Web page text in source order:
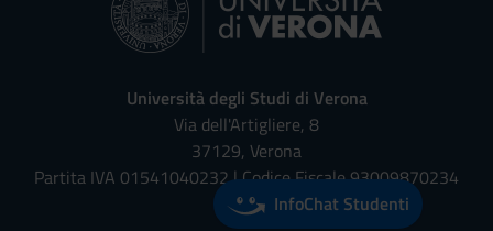
Università degli Studi di Verona
Via dell'Artigliere, 8
37129, Verona
Partita IVA 01541040232 | Codice Fiscale 93009870234
InfoChat Studenti